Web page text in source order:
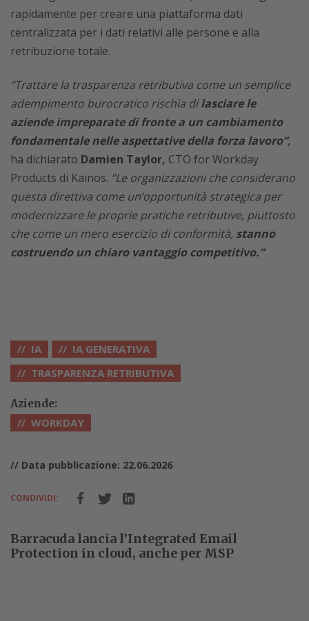
rapidamente per creare una piattaforma dati
centralizzata per i dati relativi alle persone e alla
retribuzione totale.
“Trattare la trasparenza retributiva come un semplice
adempimento burocratico rischia dilasciare le
aziende impreparate di fronte a un cambiamento
fondamentale nelle aspettative della forza lavoro”,
ha dichiarato Damien Taylor, CTO for Workday
Products di Kainos. “Le organizzazioni che considerano
questa direttiva come un’opportunità strategica per
modernizzare le proprie pratiche retributive, piuttosto
che come un mero esercizio di conformità, stanno
costruendo un chiaro vantaggio competitivo.”
IA
IA GENERATIVA
TRASPARENZA RETRIBUTIVA
Aziende:
WORKDAY
// Data pubblicazione: 22.06.2026
CONDIVIDI:
Barracuda lancia l’Integrated Email
Protection in cloud, anche per MSP